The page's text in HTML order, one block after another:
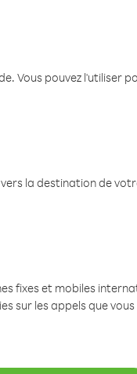
Vous pouvez l'utiliser
la destination de
fixes et mobiles
sur les appels que vous